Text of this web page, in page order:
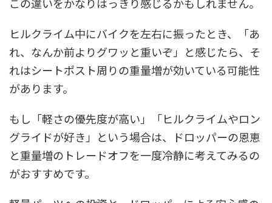
ヒルクライム中にバイクを左右に振ったとき、「あ
れ、なんか前よりグワッと重いぞ」と感じたら、そ
れはシートポスト周りの重量増が効いている可能性
があります。
もし「軽さの優先度が高い」「ヒルクライムやロン
グライドが好き」という場合は、ドロッパーの恩恵
と重量増のトレードオフを一度冷静に考えてみるの
がおすすめです。